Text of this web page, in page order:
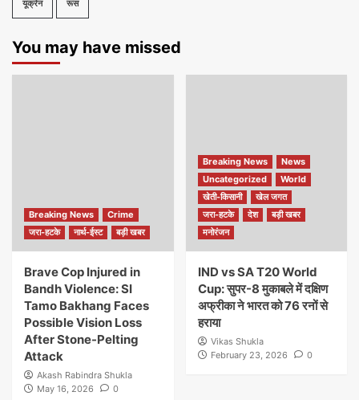
यूक्रेन रूस
You may have missed
Breaking News
Crime
जरा-हटके
नार्थ-ईस्ट बड़ी खबर
Brave Cop Injured in
Bandh Violence: SI
Tamo Bakhang Faces
Possible Vision Loss
After Stone-Pelting
Attack
Akash Rabindra Shukla
May 16, 2026
0
Breaking News
News
Uncategorized
World
खेती-किसानी
खेल जगत
जरा-हटके
देश
बड़ी खबर
मनोरंजन
IND vs SA T20 World
Cup: सुपर-8 मुकाबले में दक्षिण
अफ्रीका ने भारत को 76 रनों से
हराया
Vikas Shukla
February 23, 2026
0